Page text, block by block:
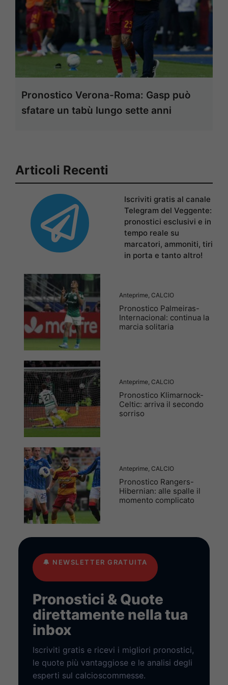
Pronostico Verona-Roma: Gasp può
sfatare un tabù lungo sette anni
Articoli Recenti
Iscriviti gratis al canale
Telegram del Veggente:
pronostici esclusivi e in
tempo reale su
marcatori, ammoniti, tiri
in porta e tanto altro!
Anteprime CALCIO
Pronostico Palmeiras-
Internacional: continua la
marcia solitaria
Anteprime CALCIO
Pronostico Klimarnock-
Celtic: arriva il secondo
sorriso
Anteprime CALCIO
Pronostico Rangers-
Hibernian: alle spalle il
momento complicato
🔔 NEWSLETTER GRATUITA
Pronostici & Quote
direttamente nella tua
inbox
Iscriviti gratis e ricevi i migliori pronostici,
le quote più vantaggiose e le analisi degli
esperti sul calcioscommesse.